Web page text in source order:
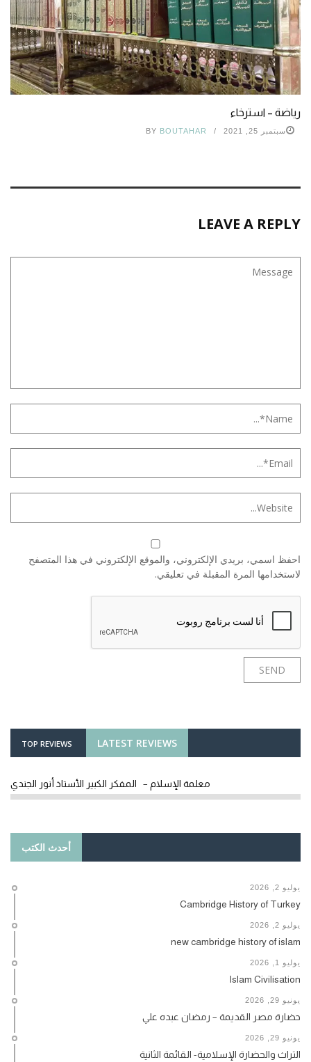
رياضة – استرخاء
سبتمبر 25, 2021 BY BOUTAHAR
LEAVE A REPLY
احفظ اسمي، بريدي الإلكتروني، والموقع الإلكتروني في هذا المتصفح
لاستخدامها المرة المقبلة في تعليقي.
LATEST REVIEWS
TOP REVIEWS
معلمة الإسلام – المفكر الكبير الأستاذ أنور الجندي
أحدث الكتب
يوليو 2, 2026
Cambridge History of Turkey
يوليو 2, 2026
new cambridge history of islam
يوليو 1, 2026
Islam Civilisation
يونيو 29, 2026
حضارة مصر القديمة – رمضان عبده علي
يونيو 29, 2026
التراث والحضارة الإسلامية- القائمة الثانية